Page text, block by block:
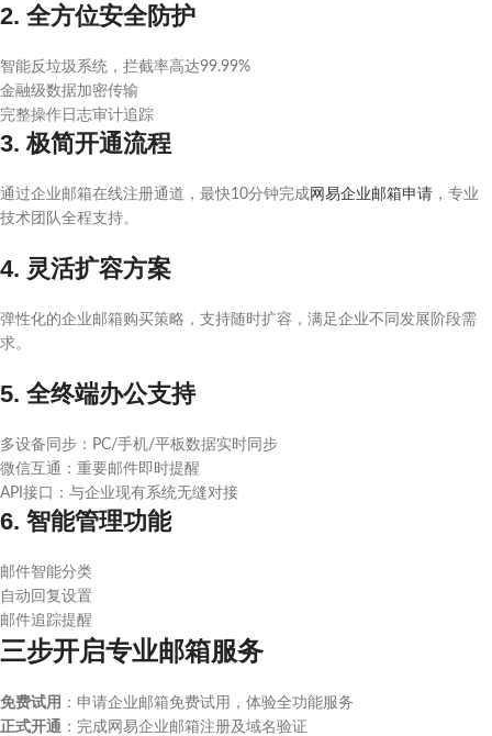
2. 全方位安全防护
智能反垃圾系统，拦截率高达99.99%
金融级数据加密传输
完整操作日志审计追踪
3. 极简开通流程
通过企业邮箱在线注册通道，最快10分钟完成网易企业邮箱申请 ，专业
技术团队全程支持。
4. 灵活扩容方案
弹性化的企业邮箱购买策略，支持随时扩容，满足企业不同发展阶段需
求。
5. 全终端办公支持
多设备同步：PC/手机/平板数据实时同步
微信互通：重要邮件即时提醒
API接口：与企业现有系统无缝对接
6. 智能管理功能
邮件智能分类
自动回复设置
邮件追踪提醒
三步开启专业邮箱服务
免费试用 ：申请企业邮箱免费试用，体验全功能服务
正式开通 ：完成网易企业邮箱注册及域名验证